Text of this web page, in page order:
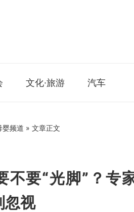
文化·旅游 汽车
婴频道 » 文章正文
不要“光脚”？专
忽视